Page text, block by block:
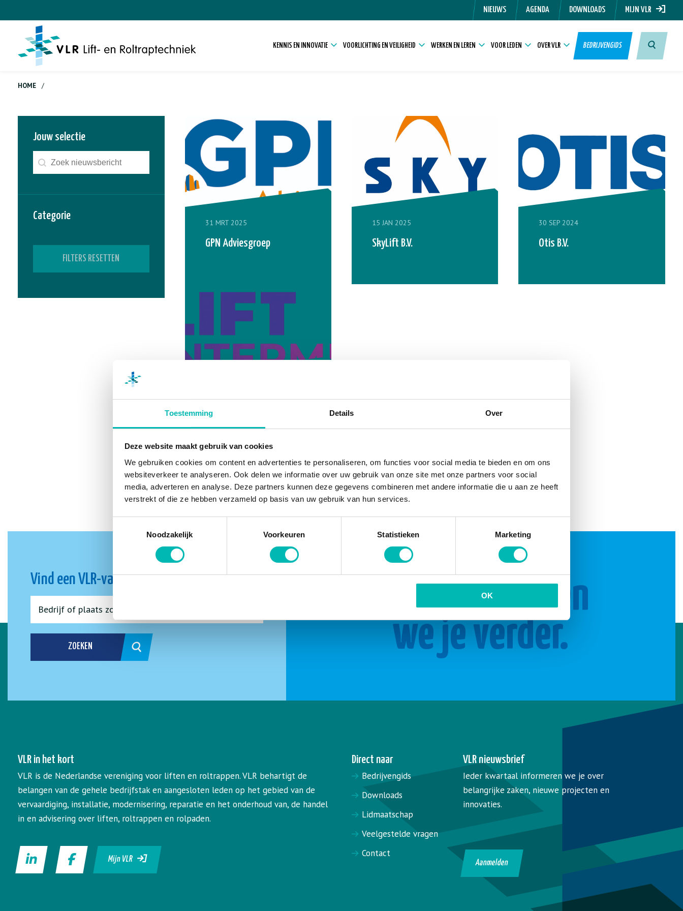
Toestemming Details Over
Deze website maakt gebruik van cookies
We gebruiken cookies om content en advertenties te personaliseren, om functies voor social media te bieden en om ons
websiteverkeer te analyseren. Ook delen we informatie over uw gebruik van onze site met onze partners voor social
media, adverteren en analyse. Deze partners kunnen deze gegevens combineren met andere informatie die u aan ze heeft
verstrekt of die ze hebben verzameld op basis van uw gebruik van hun services.
Noodzakelijk
Voorkeuren Statistieken Marketing
OK
NIEUWS AGENDA DOWNLOADS MIJN VLR
KENNIS EN INNOVATIE VOORLICHTING EN VEILIGHEID WERKEN EN LEREN VOOR LEDEN OVER VLR BEDRIJVENGIDS
HOME /
Jouw selectie
Zoeken - nieuws
Search content
Categorie
FILTERS RESETTEN
31 MRT 2025
GPN Adviesgroep
15 JAN 2025
SkyLift B.V.
30 SEP 2024
Otis B.V.
Liftintermediair
Vind een VLR-vakbedrijf bij jou in de buurt
ZOEKEN
Samen brengen
we je verder.
VLR in het kort
VLR is de Nederlandse vereniging voor liften en roltrappen. VLR behartigt de
belangen van de gehele bedrijfstak en aangesloten leden op het gebied van de
vervaardiging, installatie, modernisering, reparatie en het onderhoud van, de handel
in en advisering over liften, roltrappen en rolpaden.
Mijn VLR
Direct naar
Bedrijvengids
Downloads
Lidmaatschap
Veelgestelde vragen
Contact
VLR nieuwsbrief
Ieder kwartaal informeren we je over
belangrijke zaken, nieuwe projecten en
innovaties.
Aanmelden